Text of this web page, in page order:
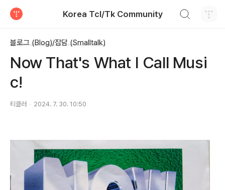
Korea Tcl/Tk Community
블로그 (Blog)/잡담 (Smalltalk)
Now That's What I Call Musi
c!
티클러 2024. 7. 30. 10:50